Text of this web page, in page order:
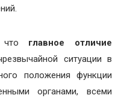
главное отличие
ситуации в
положения функции
органами, всеми